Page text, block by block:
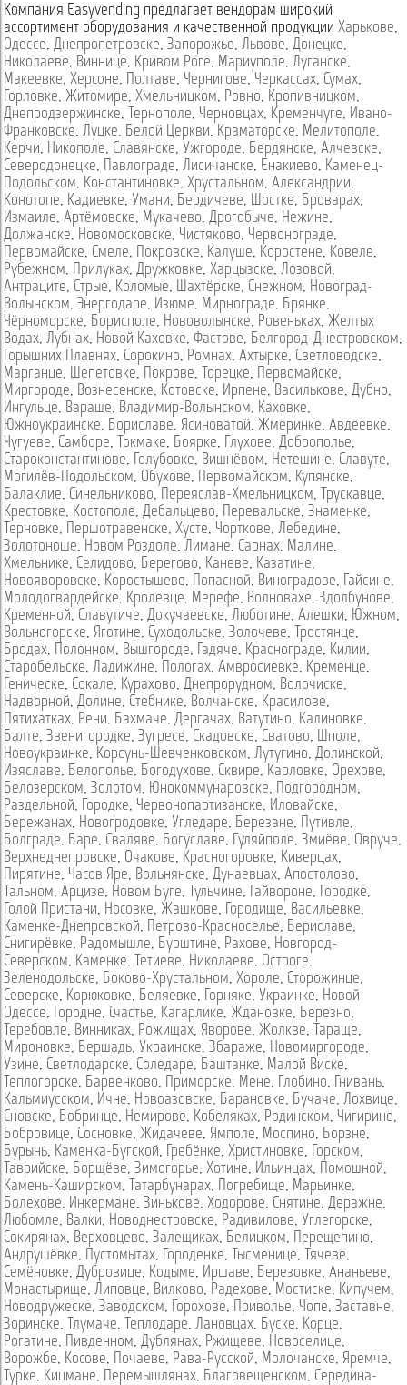
Компания Easyvending предлагает вендорам широкий
ассортимент оборудования и качественной продукции Харькове,
Одессе, Днепропетровске, Запорожье, Львове, Донецке,
Николаеве, Виннице, Кривом Роге, Мариуполе, Луганске,
Макеевке, Херсоне, Полтаве, Чернигове, Черкассах, Сумах,
Горловке, Житомире, Хмельницком, Ровно, Кропивницком,
Днепродзержинске, Тернополе, Черновцах, Кременчуге, Ивано-
Франковске, Луцке, Белой Церкви, Краматорске, Мелитополе,
Керчи, Никополе, Славянске, Ужгороде, Бердянске, Алчевске,
Северодонецке, Павлограде, Лисичанске, Енакиево, Каменец-
Подольском, Константиновке, Хрустальном, Александрии,
Конотопе, Кадиевке, Умани, Бердичеве, Шостке, Броварах,
Измаиле, Артёмовске, Мукачево, Дрогобыче, Нежине,
Должанске, Новомосковске, Чистяково, Червонограде,
Первомайске, Смеле, Покровске, Калуше, Коростене, Ковеле,
Рубежном, Прилуках, Дружковке, Харцызске, Лозовой,
Антраците, Стрые, Коломые, Шахтёрске, Снежном, Новоград-
Волынском, Энергодаре, Изюме, Мирнограде, Брянке,
Чёрноморске, Борисполе, Нововолынске, Ровеньках, Желтых
Водах, Лубнах, Новой Каховке, Фастове, Белгород-Днестровском,
Горышних Плавнях, Сорокино, Ромнах, Ахтырке, Светловодске,
Марганце, Шепетовке, Покрове, Торецке, Первомайске,
Миргороде, Вознесенске, Котовске, Ирпене, Василькове, Дубно,
Ингульце, Вараше, Владимир-Волынском, Каховке,
Южноукраинске, Бориславе, Ясиноватой, Жмеринке, Авдеевке,
Чугуеве, Самборе, Токмаке, Боярке, Глухове, Доброполье,
Староконстантинове, Голубовке, Вишнёвом, Нетешине, Славуте,
Могилёв-Подольском, Обухове, Первомайском, Купянске,
Балаклие, Синельниково, Переяслав-Хмельницком, Трускавце,
Крестовке, Костополе, Дебальцево, Перевальске, Знаменке,
Терновке, Першотравенске, Хусте, Чорткове, Лебедине,
Золотоноше, Новом Роздоле, Лимане, Сарнах, Малине,
Хмельнике, Селидово, Берегово, Каневе, Казатине,
Новояворовске, Коростышеве, Попасной, Виноградове, Гайсине,
Молодогвардейске, Кролевце, Мерефе, Волновахе, Здолбунове,
Кременной, Славутиче, Докучаевске, Люботине, Алешки, Южном,
Вольногорске, Яготине, Суходольске, Золочеве, Тростянце,
Бродах, Полонном, Вышгороде, Гадяче, Краснограде, Килии,
Старобельске, Ладижине, Пологах, Амвросиевке, Кременце,
Геническе, Сокале, Курахово, Днепрорудном, Волочиске,
Надворной, Долине, Стебнике, Волчанске, Красилове,
Пятихатках, Рени, Бахмаче, Дергачах, Ватутино, Калиновке,
Балте, Звенигородке, Зугресе, Скадовске, Сватово, Шполе,
Новоукраинке, Корсунь-Шевченковском, Лутугино, Долинской,
Изяславе, Белополье, Богодухове, Сквире, Карловке, Орехове,
Белозерском, Золотом, Юнокоммунаровске, Подгородном,
Раздельной, Городке, Червонопартизанске, Иловайске,
Бережанах, Новогродовке, Угледаре, Березане, Путивле,
Болграде, Баре, Сваляве, Богуславе, Гуляйполе, Змиёве, Овруче,
Верхнеднепровске, Очакове, Красногоровке, Киверцах,
Пирятине, Часов Яре, Вольнянске, Дунаевцах, Апостолово,
Тальном, Арцизе, Новом Буге, Тульчине, Гайвороне, Городке,
Голой Пристани, Носовке, Жашкове, Городище, Васильевке,
Каменке-Днепровской, Петрово-Красноселье, Бериславе,
Снигирёвке, Радомышле, Бурштине, Рахове, Новгород-
Северском, Каменке, Тетиеве, Николаеве, Остроге,
Зеленодольске, Боково-Хрустальном, Хороле, Сторожинце,
Северске, Корюковке, Беляевке, Горняке, Украинке, Новой
Одессе, Городне, Счастье, Кагарлике, Ждановке, Березно,
Теребовле, Винниках, Рожищах, Яворове, Жолкве, Тараще,
Мироновке, Бершадь, Украинске, Збараже, Новомиргороде,
Узине, Светлодарске, Соледаре, Баштанке, Малой Виске,
Теплогорске, Барвенково, Приморске, Мене, Глобино, Гнивань,
Кальмиусском, Ичне, Новоазовске, Барановке, Бучаче, Лохвице,
Сновске, Бобринце, Немирове, Кобеляках, Родинском, Чигирине,
Бобровице, Сосновке, Жидачеве, Ямполе, Моспино, Борзне,
Бурынь, Каменка-Бугской, Гребёнке, Христиновке, Горском,
Таврийске, Борщёве, Зимогорье, Хотине, Ильинцах, Помошной,
Камень-Каширском, Татарбунарах, Погребище, Марьинке,
Болехове, Инкермане, Зинькове, Ходорове, Снятине, Деражне,
Любомле, Валки, Новоднестровске, Радивилове, Углегорске,
Сокирянах, Верховцево, Залещиках, Белицком, Перещепино,
Андрушёвке, Пустомытах, Городенке, Тысменице, Тячеве,
Семёновке, Дубровице, Кодыме, Иршаве, Березовке, Ананьеве,
Монастырище, Липовце, Вилково, Радехове, Мостиске, Кипучем,
Новодружеске, Заводском, Горохове, Приволье, Чопе, Заставне,
Зоринске, Тлумаче, Теплодаре, Лановцах, Буске, Корце,
Рогатине, Пивденном, Дублянах, Ржищеве, Новоселице,
Ворожбе, Косове, Почаеве, Рава-Русской, Молочанске, Яремче,
Турке, Кицмане, Перемышлянах, Благовещенском, Середина-